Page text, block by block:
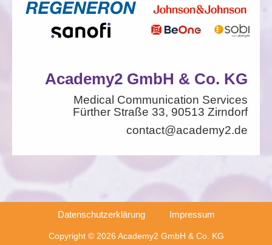
Academy2 GmbH & Co. KG
Medical Communication Services
Fürther Straße 33, 90513 Zirndorf
contact@academy2.de
Datenschutzerklärung Impressum
Copyright © 2026 Academy2 GmbH & Co. KG